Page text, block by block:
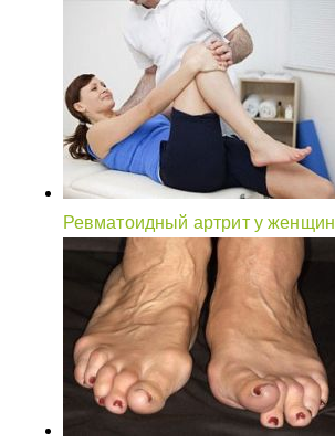
Ревматоидный артрит у женщин